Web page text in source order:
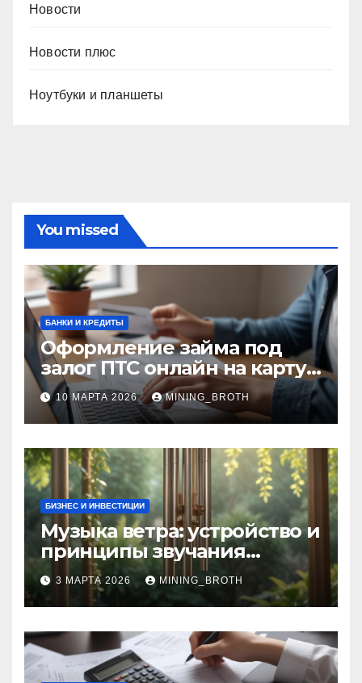
Новости
Новости плюс
Ноутбуки и планшеты
You missed
БАНКИ И КРЕДИТЫ
Оформление займа под
залог ПТС онлайн на карту
без визита в офис: порядок,
требования и документы
10 МАРТА 2026 MINING_BROTH
БИЗНЕС И ИНВЕСТИЦИИ
Музыка ветра: устройство и
принципы звучания
колокольчиков
3 МАРТА 2026 MINING_BROTH